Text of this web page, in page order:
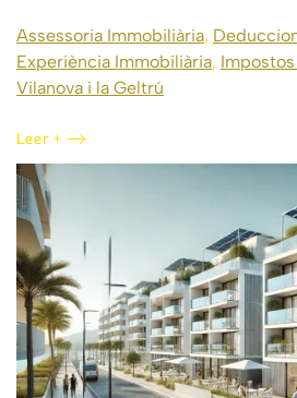
Assessoria Immobiliària,
Experiència Immobiliària,
Vilanova i la Geltrú
Leer +